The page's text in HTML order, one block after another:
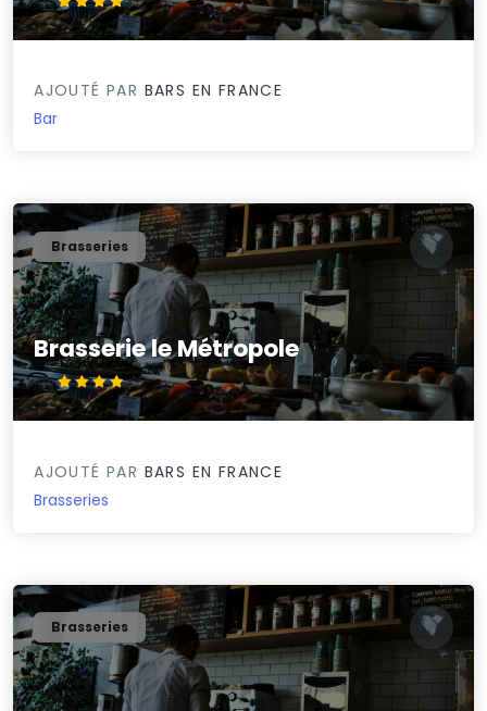
AJOUTÉ PAR BARS EN FRANCE
Bar
Brasserie le Métropole
4/5
Brasseries
AJOUTÉ PAR BARS EN FRANCE
Brasseries
Brasseries